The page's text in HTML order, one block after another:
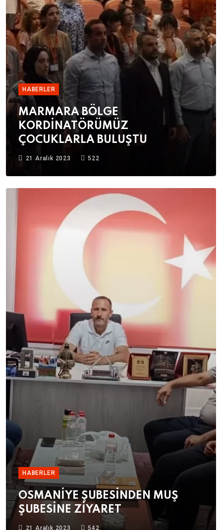
HABERLER
MARMARA BÖLGE
KORDİNATÖRÜMÜZ
ÇOCUKLARLA BULUŞTU
21 Aralık 2023 522
HABERLER
OSMANİYE ŞUBESİNDEN MUŞ
ŞUBESİNE ZİYARET
21 Aralık 2023 542